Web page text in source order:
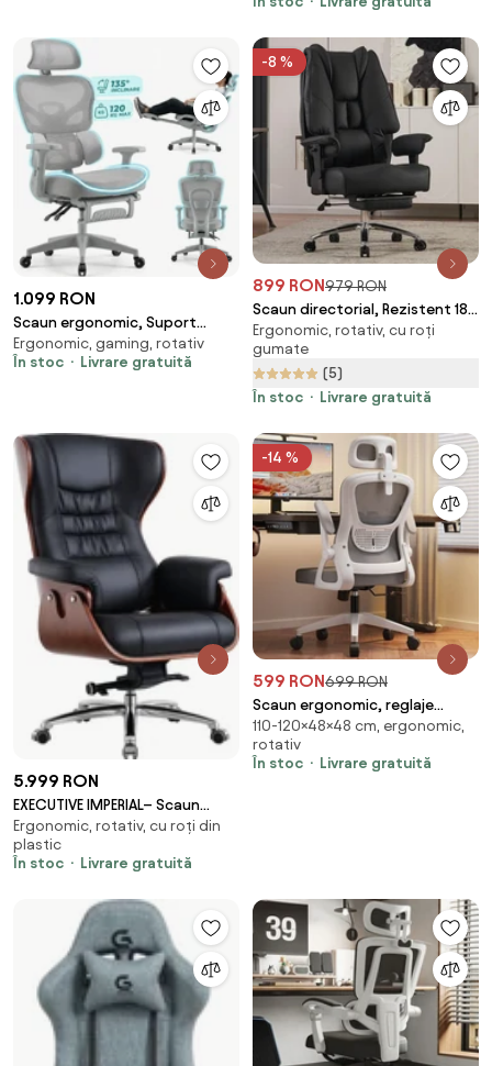
rabatabil, suport pentru
premium, Bej
1.099 RON
Scaun ergonomic, Suport
Lombar 3 Zone Dinamice,
Spătar ajustabil pe inaltime,
pivotant, Mesh, Gri
Ergonomic, gaming, rotativ
În stoc
Livrare gratuită
-8 %
899 RON979 RON
Scaun directorial, Rezistent 180
kg, Sezut cu Arcuri Metalice și
Spumă, cotiere reglabile
inaltime, piele PU, Negru
Ergonomic, rotativ, cu roți
gumate
(5)
În stoc
Livrare gratuită
5.999 RON
EXECUTIVE IMPERIAL– Scaun
Directorial Premium, Tapițerie
din Piele PU Calitativă, Furnir
Curbat Finisaj Nuc, Funcție de
Bază din Aluminiu, Negru
Ergonomic, rotativ, cu roți din
plastic
În stoc
Livrare gratuită
-14 %
599 RON699 RON
Scaun ergonomic, reglaje
multiple, suport lombar, tetieră
ajustabilă, Alb/Gri
110-120×48×48 cm, ergonomic,
rotativ
În stoc
Livrare gratuită